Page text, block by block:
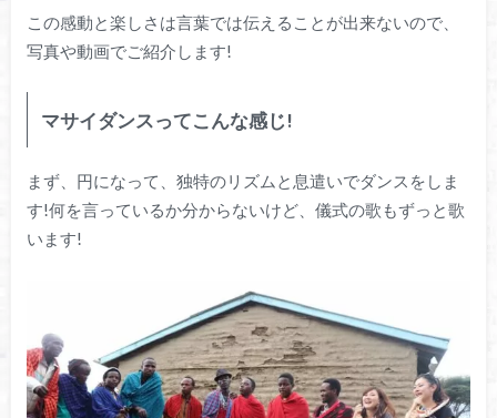
この感動と楽しさは言葉では伝えることが出来ないので、
写真や動画でご紹介します!
マサイダンスってこんな感じ!
まず、円になって、独特のリズムと息遣いでダンスをしま
す!何を言っているか分からないけど、儀式の歌もずっと歌
います!